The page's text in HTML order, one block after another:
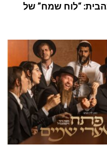
“לוח שמח” של